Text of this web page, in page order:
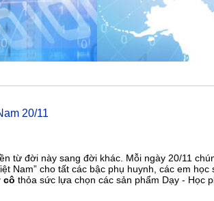
20/11
từ đời này sang đời khác. Mỗi ngày 20/11
Nam” cho tất các bậc phụ huynh, các em học
cô thỏa sức lựa chọn các sản phẩm Dạy - Học